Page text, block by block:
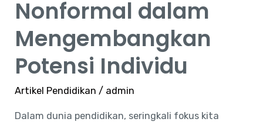
Nonformal dalam
Mengembangkan
Potensi Individu
Artikel Pendidikan / admin
Dalam dunia pendidikan, seringkali fokus kita